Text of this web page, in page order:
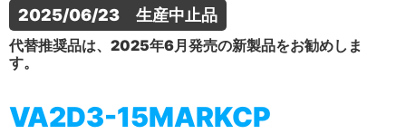
2025/06/23　生産中止品
代替推奨品は、2025年6月発売の新製品をお勧めしま
す。
VA2D3-15MARKCP